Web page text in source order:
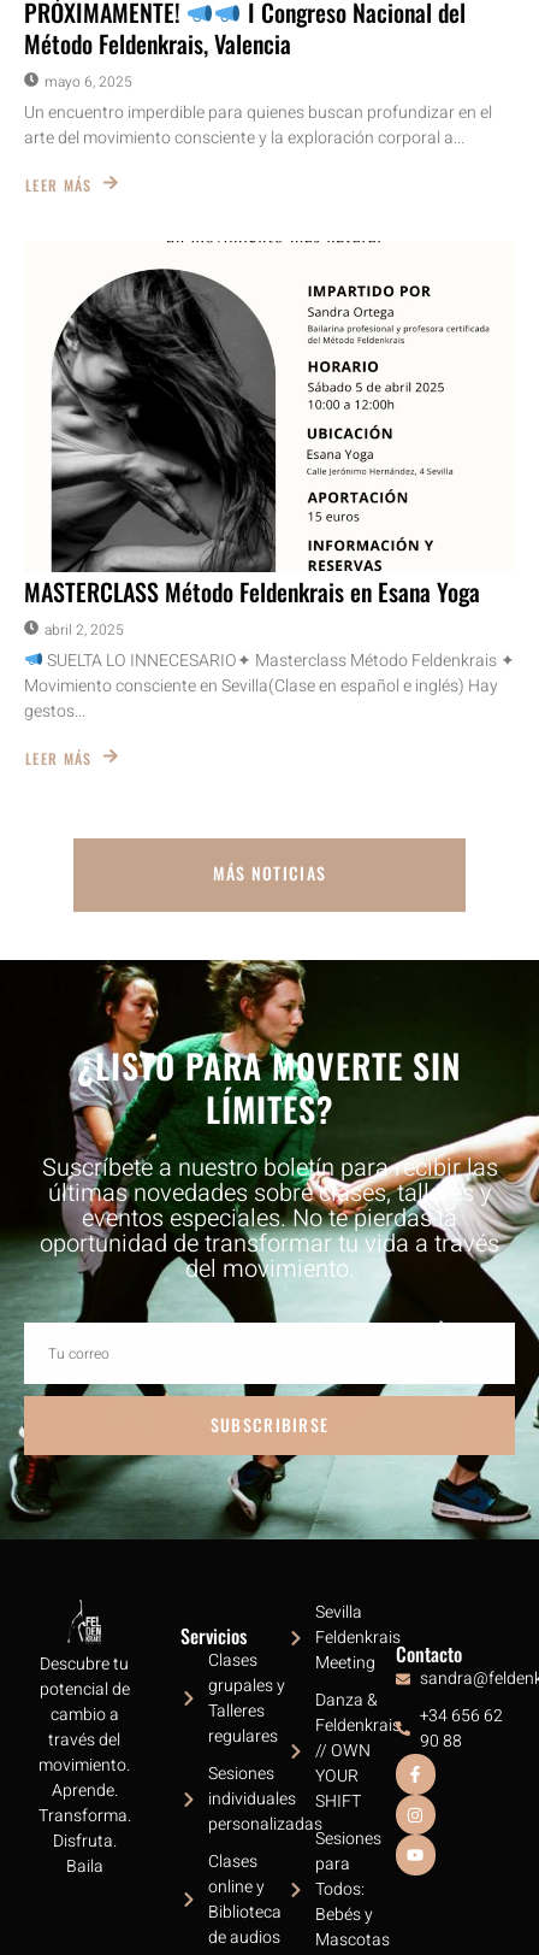
PRÓXIMAMENTE!
I Congreso Nacional del
Método Feldenkrais, Valencia
mayo 6, 2025
Un encuentro imperdible para quienes buscan profundizar en el
arte del movimiento consciente y la exploración corporal a...
LEER MÁS
MASTERCLASS Método Feldenkrais en Esana Yoga
abril 2, 2025
SUELTA LO INNECESARIO✦ Masterclass Método Feldenkrais ✦
Movimiento consciente en Sevilla(Clase en español e inglés) Hay
gestos...
LEER MÁS
MÁS NOTICIAS
¿LISTO PARA MOVERTE SIN
LÍMITES?
Suscríbete a nuestro boletín para recibir las
últimas novedades sobre clases, talleres y
eventos especiales. No te pierdas la
oportunidad de transformar tu vida a través
del movimiento.
SUBSCRIBIRSE
Descubre tu
potencial de
cambio a
través del
movimiento.
Aprende.
Transforma.
Disfruta.
Baila
Servicios
Clases
grupales y
Talleres
regulares
Sesiones
individuales
personalizadas
Clases
online y
Biblioteca
de audios
Sevilla
Feldenkrais
Meeting
Danza &
Feldenkrais
// OWN
YOUR
SHIFT
Sesiones
para
Todos:
Bebés y
Mascotas
Contacto
+34 656 62
90 88